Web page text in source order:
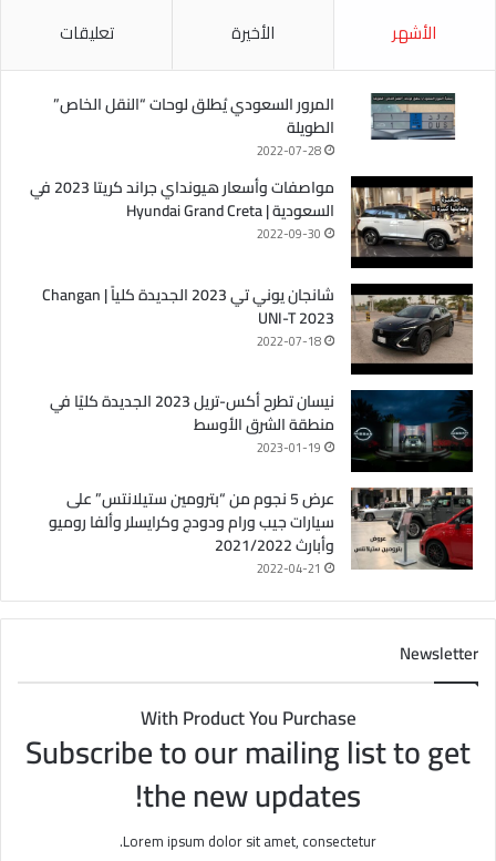
الأشهر الأخيرة تعليقات
المرور السعودي يُطلق لوحات “النقل الخاص”
الطويلة
2022-07-28
مواصفات وأسعار هيونداي جراند كريتا 2023 في
السعودية | Hyundai Grand Creta
2022-09-30
شانجان يوني تي 2023 الجديدة كلياً | Changan
UNI-T 2023
2022-07-18
نيسان تطرح أكس-تريل 2023 الجديدة كليًا في
منطقة الشرق الأوسط
2023-01-19
عرض 5 نجوم من “بترومين ستيلانتس” على
سيارات جيب ورام ودودج وكرايسلر وألفا روميو
وأبارث 2021/2022
2022-04-21
Newsletter
With Product You Purchase
Subscribe to our mailing list to get
the new updates!
Lorem ipsum dolor sit amet, consectetur.